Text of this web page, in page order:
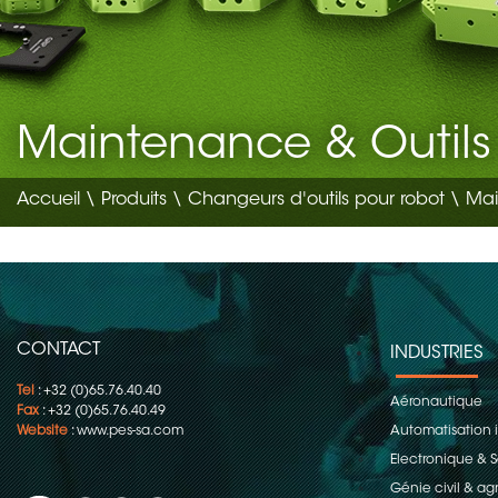
Maintenance &
Accueil \ Produits \ Changeurs d'outils pour robot \
CONTACT
Tel: +32 (0)65.76.40.40
Fax: +32 (0)65.76.40.49
Website:www.pes-sa.com
INDUSTRIES
Aéronautique
Automatisation
Electronique &
Génie civil &